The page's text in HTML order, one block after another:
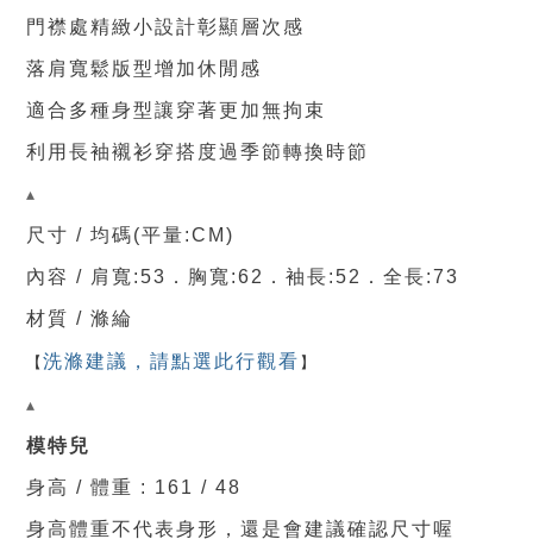
門襟處精緻小設計彰顯層次感
落肩寬鬆版型增加休閒感
適合多種身型讓穿著更加無拘束
利用長袖襯衫穿搭度過季節轉換時節
▴
尺寸 / 均碼(平量:CM)
內容 / 肩寬:53 ． 胸寬:62． 袖長:52． 全長:73
材質 / 滌綸
【洗滌建議，請點選此行觀看】
▴
模特兒
身高 / 體重 : 161 / 48
身高體重不代表身形，還是會建議確認尺寸喔